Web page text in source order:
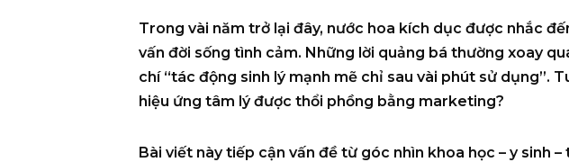
Trong vài năm trở lại đây, nước hoa kích dục được nhắc
vấn đời sống tình cảm. Những lời quảng bá thường xoay
chí “tác động sinh lý mạnh mẽ chỉ sau vài phút sử dụng”.
hiệu ứng tâm lý được thổi phồng bằng marketing?
Bài viết này tiếp cận vấn đề từ góc nhìn khoa học – y sinh –